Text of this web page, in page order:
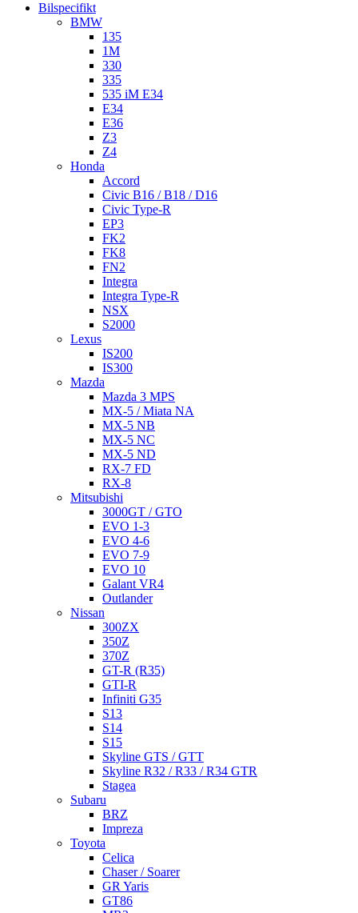
Bilspecifikt
BMW
135
1M
330
335
535 iM E34
E34
E36
Z3
Z4
Honda
Accord
Civic B16 / B18 / D16
Civic Type-R
EP3
FK2
FK8
FN2
Integra
Integra Type-R
NSX
S2000
Lexus
IS200
IS300
Mazda
Mazda 3 MPS
MX-5 / Miata NA
MX-5 NB
MX-5 NC
MX-5 ND
RX-7 FD
RX-8
Mitsubishi
3000GT / GTO
EVO 1-3
EVO 4-6
EVO 7-9
EVO 10
Galant VR4
Outlander
Nissan
300ZX
350Z
370Z
GT-R (R35)
GTI-R
Infiniti G35
S13
S14
S15
Skyline GTS / GTT
Skyline R32 / R33 / R34 GTR
Stagea
Subaru
BRZ
Impreza
Toyota
Celica
Chaser / Soarer
GR Yaris
GT86